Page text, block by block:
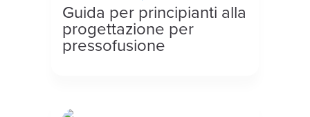
Guida per principianti alla
progettazione per
pressofusione